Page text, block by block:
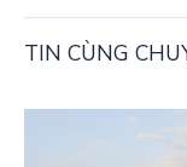
TIN CÙNG